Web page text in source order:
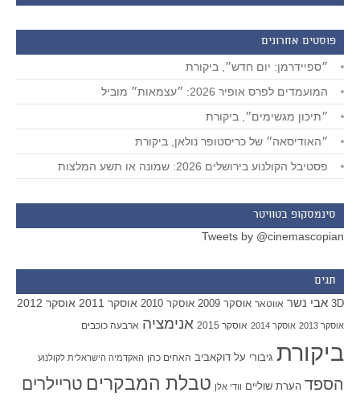
פוסטים אחרונים
״ספיידרמן: יום חדש״, ביקורת
המועמדים לפרס אופיר 2026: ״עצמאות״ מוביל
״תיכון מגשימים״, ביקורת
״האודיסאה״ של כריסטופר נולאן, ביקורת
פסטיבל הקולנוע בירושלים 2026: שמונה או תשע המלצות
סינמסקופ בטוויטר
Tweets by @cinemascopian
תגים
3D אבי נשר אווטאר אוסקר 2009 אוסקר 2010 אוסקר 2011 אוסקר 2012
אוסקר 2013 אוסקר 2014 אוסקר 2015 אנימציה ארבעה כוכבים
ביקורת גיבורי על דוקאביב האחים כהן האקדמיה הישראלית לקולנוע
הספד הערת שוליים וודי אלן טבלת המבקרים טריילרים